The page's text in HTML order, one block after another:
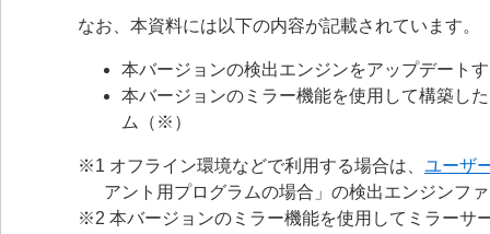
なお、本資料には以下の内容が記載されています。
本バージョンの検出エンジンをアップデート
本バージョンのミラー機能を使用して構築し
ム（※）
※1 オフライン環境などで利用する場合は、 ユーザ
アント用プログラムの場合」の検出エンジンフ
※2 本バージョンのミラー機能を使用してミラーサ